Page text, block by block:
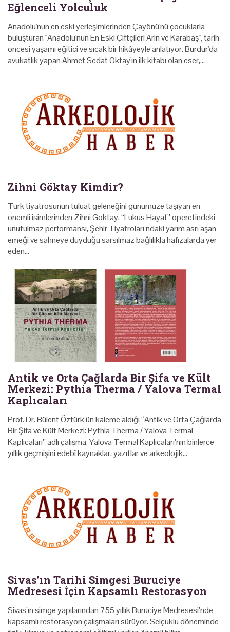
Eğlenceli Yolculuk
Anadolu'nun en eski yerleşimlerinden Çayönü'nü çocuklarla
buluşturan "Anadolu'nun En Eski Çiftçileri Arin ve Karabaş", tarih
öncesi yaşamı eğitici ve sıcak bir hikâyeyle anlatıyor. Burdur'da
avukatlık yapan Ahmet Sedat Oktay'ın ilk kitabı olan eser,…
Zihni Göktay Kimdir?
Türk tiyatrosunun tuluat geleneğini günümüze taşıyan en
önemli isimlerinden Zihni Göktay, “Lüküs Hayat” operetindeki
unutulmaz performansı, Şehir Tiyatroları’ndaki yarım asrı aşan
emeği ve sahneye duyduğu sarsılmaz bağlılıkla hafızalarda yer
eden…
Antik ve Orta Çağlarda Bir Şifa ve Kült
Merkezi: Pythia Therma / Yalova Termal
Kaplıcaları
Prof. Dr. Bülent Öztürk’ün kaleme aldığı “Antik ve Orta Çağlarda
Bir Şifa ve Kült Merkezi: Pythia Therma / Yalova Termal
Kaplıcaları” adlı çalışma, Yalova Termal Kaplıcaları’nın binlerce
yıllık geçmişini edebî kaynaklar, yazıtlar ve arkeolojik…
Sivas’ın Tarihi Simgesi Buruciye
Medresesi İçin Kapsamlı Restorasyon
Sivas’ın simge yapılarından 755 yıllık Buruciye Medresesi’nde
kapsamlı restorasyon çalışmaları sürüyor. Selçuklu döneminde